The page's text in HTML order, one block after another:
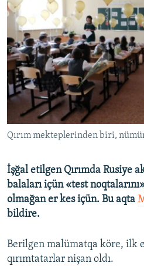
BLOGLAR
FİKİR
Русский
Українською
QOŞULIÑIZ!
RFE/RS bütün saytları
Qırım mekteplerinden biri,
İşğal etilgen Qırımda Rusiye
balaları içün «test
olmağan er kes içün. Bu aqta
bildire.
Berilgen malümatqa köre, ilk
qırımtatarlar nişan oldı.